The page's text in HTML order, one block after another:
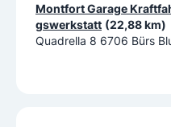
Montfort Garage
gswerkstatt (22,88 km)
Quadrella 8 6706 Bürs